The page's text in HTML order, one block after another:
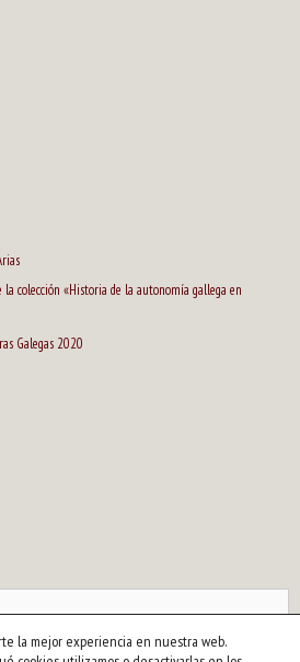
colección «Historia de la autonomía gallega en
Galegas 2020
la mejor experiencia en nuestra web.